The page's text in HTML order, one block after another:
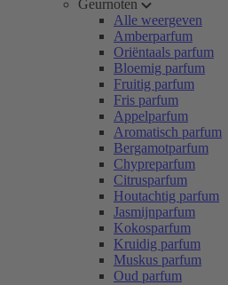
Geurnoten
Alle weergeven
Amberparfum
Oriëntaals parfum
Bloemig parfum
Fruitig parfum
Fris parfum
Appelparfum
Aromatisch parfum
Bergamotparfum
Chypreparfum
Citrusparfum
Houtachtig parfum
Jasmijnparfum
Kokosparfum
Kruidig parfum
Muskus parfum
Oud parfum